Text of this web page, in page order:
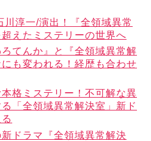
川淳一/演出！『全領域異常
えたミステリーの世界へ
てんか』と『全領域異常解
も変われる！経歴も合わせ
格ミステリー！不可解な異
「全領域異常解決室」新ド
ドラマ『全領域異常解決